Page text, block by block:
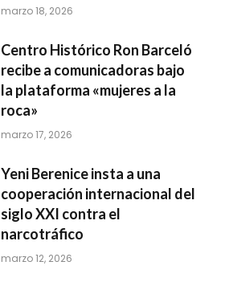
marzo 18, 2026
Centro Histórico Ron Barceló
recibe a comunicadoras bajo
la plataforma «mujeres a la
roca»
marzo 17, 2026
Yeni Berenice insta a una
cooperación internacional del
siglo XXI contra el
narcotráfico
marzo 12, 2026